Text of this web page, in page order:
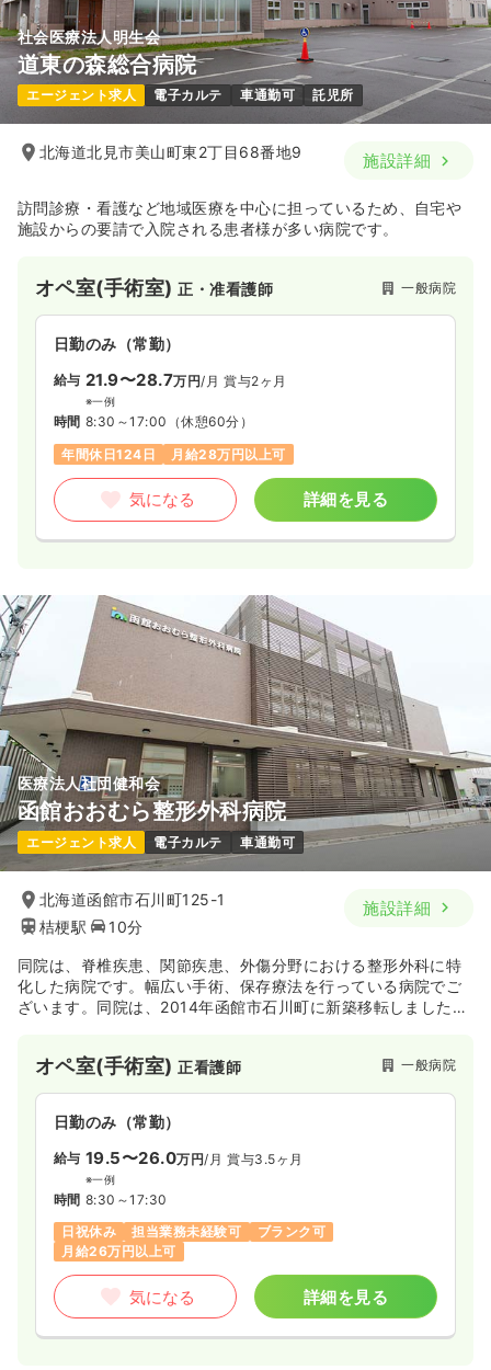
社会医療法人明生会
道東の森総合病院
エージェント求人 電子カルテ 車通勤可 託児所
北海道北見市美山町東2丁目68番地9 施設詳細
訪問診療・看護など地域医療を中心に担っているため、自宅や
施設からの要請で入院される患者様が多い病院です。
オペ室(手術室)正・准看護師 一般病院
日勤のみ（常勤）
給与 21.9〜28.7万円/月 賞与2ヶ月
※一例
時間 8:30～17:00 （休憩60分）
年間休日124日
月給28万円以上可
気になる 詳細を見る
医療法人社団健和会
函館おおむら整形外科病院
エージェント求人 電子カルテ 車通勤可
北海道函館市石川町125-1
桔梗駅
10分
施設詳細
同院は、脊椎疾患、関節疾患、外傷分野における整形外科に特
化した病院です。幅広い手術、保存療法を行っている病院でご
ざいます。同院は、2014年函館市石川町に新築移転しました。
オペ室(手術室)正看護師 一般病院
日勤のみ（常勤）
給与 19.5〜26.0万円/月 賞与3.5ヶ月
※一例
時間 8:30～17:30
日祝休み
担当業務未経験可
ブランク可
月給26万円以上可
気になる 詳細を見る